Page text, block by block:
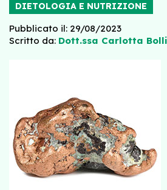
DIETOLOGIA E NUTRIZIONE
Pubblicato il: 29/08/2023
Scritto da: Dott.ssa Carlotta